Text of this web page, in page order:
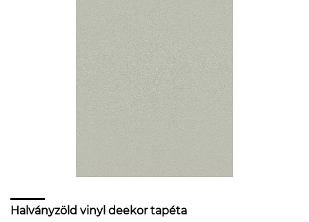
Halványzöld vinyl deekor tapéta